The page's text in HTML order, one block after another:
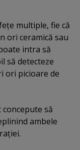
multiple, fie că
ori ceramică sau
intra să
să detecteze
ori picioare de
să
ambele